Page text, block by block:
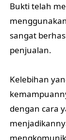
Bukti telah
sangat
penjualan.
Kelebihan
dengan cara